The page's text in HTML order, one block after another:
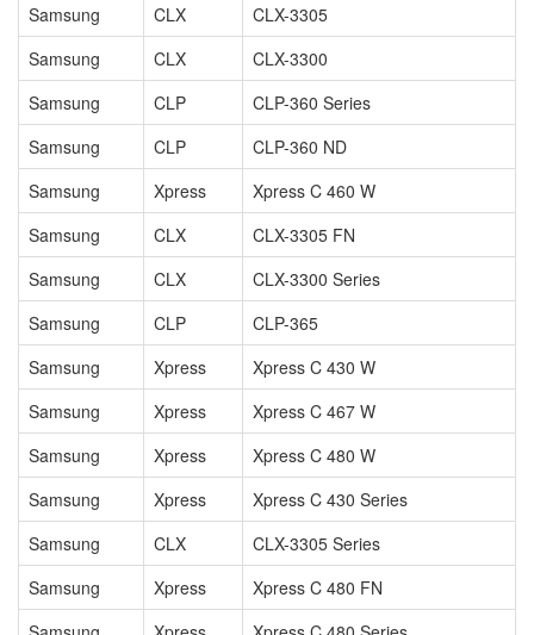
Samsung
CLX
CLX-3305
Samsung
CLX
CLX-3300
Samsung
CLP
CLP-360 Series
Samsung
CLP
CLP-360 ND
Samsung
Xpress
Xpress C 460 W
Samsung
CLX
CLX-3305 FN
Samsung
CLX
CLX-3300 Series
Samsung
CLP
CLP-365
Samsung
Xpress
Xpress C 430 W
Samsung
Xpress
Xpress C 467 W
Samsung
Xpress
Xpress C 480 W
Samsung
Xpress
Xpress C 430 Series
Samsung
CLX
CLX-3305 Series
Samsung
Xpress
Xpress C 480 FN